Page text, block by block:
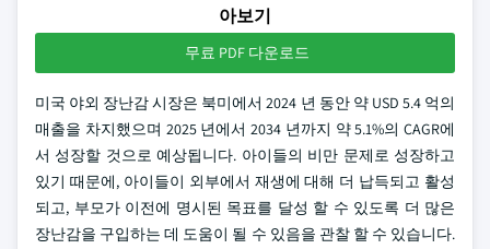
아보기
무료 PDF 다운로드
미국 야외 장난감 시장은 북미에서 2024 년 동안 약 USD 5.4 억의
매출을 차지했으며 2025 년에서 2034 년까지 약 5.1%의 CAGR에
서 성장할 것으로 예상됩니다. 아이들의 비만 문제로 성장하고
있기 때문에, 아이들이 외부에서 재생에 대해 더 납득되고 활성
되고, 부모가 이전에 명시된 목표를 달성 할 수 있도록 더 많은
장난감을 구입하는 데 도움이 될 수 있음을 관찰 할 수 있습니다.